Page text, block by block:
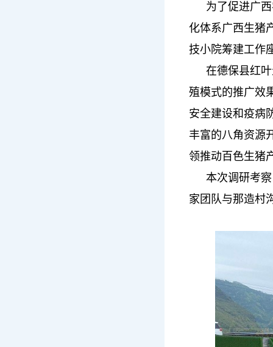
为了促进广
化体系广西生猪
技小院筹建工作
在德保县红
殖模式的推广效
安全建设和疫病
丰富的八角资源
领推动百色生猪
本次调研考
家团队与那造村